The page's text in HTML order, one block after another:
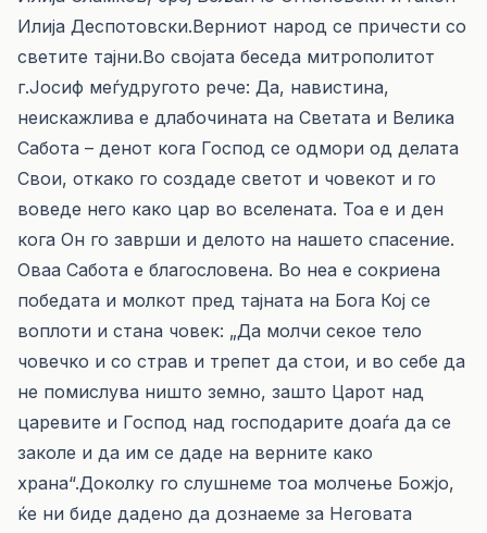
Илија Деспотовски.Верниот народ се причести со
светите тајни.Во својата беседа митрополитот
г.Јосиф меѓудругото рече: Да, навистина,
неискажлива е длабочината на Светата и Велика
Сабота – денот кога Господ се одмори од делата
Свои, откако го создаде светот и човекот и го
воведе него како цар во вселената. Тоа е и ден
кога Он го заврши и делото на нашето спасение.
Оваа Сабота е благословена. Во неа е сокриена
победата и молкот пред тајната на Бога Кој се
воплоти и стана човек: „Да молчи секое тело
човечко и со страв и трепет да стои, и во себе да
не помислува ништо земно, зашто Царот над
царевите и Господ над господарите доаѓа да се
заколе и да им се даде на верните како
храна“.Доколку го слушнеме тоа молчење Божјо,
ќе ни биде дадено да дознаеме за Неговата